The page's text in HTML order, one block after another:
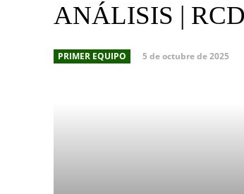
ANÁLISIS |
PRIMER EQUIPO 5 de octubre de 2025